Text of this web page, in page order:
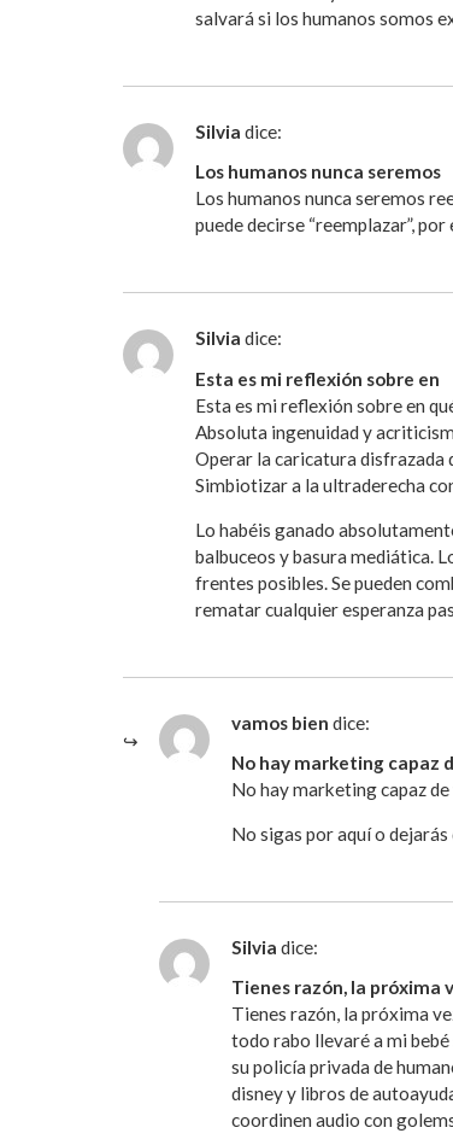
salvará si los humanos somos
Silvia dice:
Los humanos nunca seremos
Los humanos nunca seremos
puede decirse “reemplazar”,
Silvia dice:
Esta es mi reflexión sobre en
Esta es mi reflexión sobre en
Absoluta ingenuidad y
Operar la caricatura
Simbiotizar a la ultraderecha
Lo habéis ganado
balbuceos y basura mediática.
frentes posibles. Se pueden
rematar cualquier esperanza
vamos bien dice:
No hay marketing capaz
No hay marketing capaz
No sigas por aquí o dejarás
Silvia dice:
Tienes razón, la próxima
Tienes razón, la próxima
todo rabo llevaré a mi
su policía privada de
disney y libros de
coordinen audio con